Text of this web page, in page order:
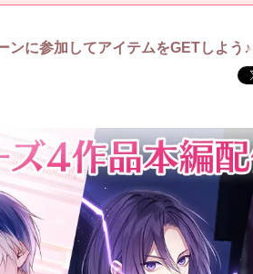
ンに参加してアイテムをGETしよう♪